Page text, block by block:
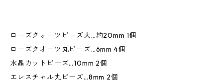
ローズクォーツビーズ大…約20mm 1個
ローズクオーツ丸ビーズ…6mm 4個
水晶カットビーズ…10mm 2個
エレスチャル丸ビーズ…8mm 2個